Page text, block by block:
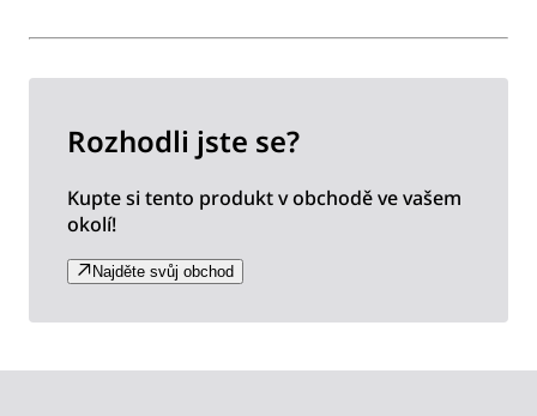
Rozhodli jste se?
Kupte si tento produkt v obchodě ve vašem
okolí!
Najděte svůj obchod